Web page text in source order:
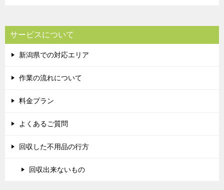
サービスについて
新潟県での対応エリア
作業の流れについて
料金プラン
よくあるご質問
回収した不用品の行方
回収出来ないもの